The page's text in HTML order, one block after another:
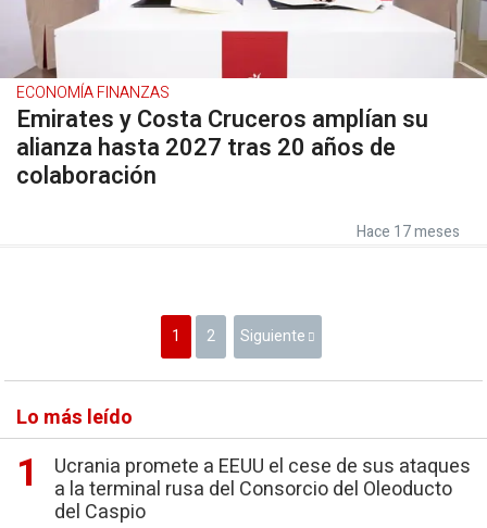
ECONOMÍA FINANZAS
Emirates y Costa Cruceros amplían su
alianza hasta 2027 tras 20 años de
colaboración
Hace 17 meses
1 2 Siguiente
Lo más leído
Ucrania promete a EEUU el cese de sus ataques
a la terminal rusa del Consorcio del Oleoducto
del Caspio